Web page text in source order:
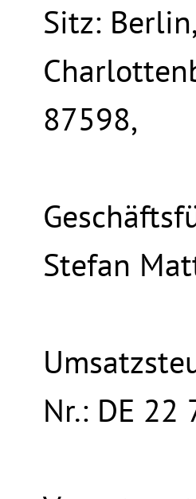
Sitz:
87598,
Stefan
Nr.: DE 22